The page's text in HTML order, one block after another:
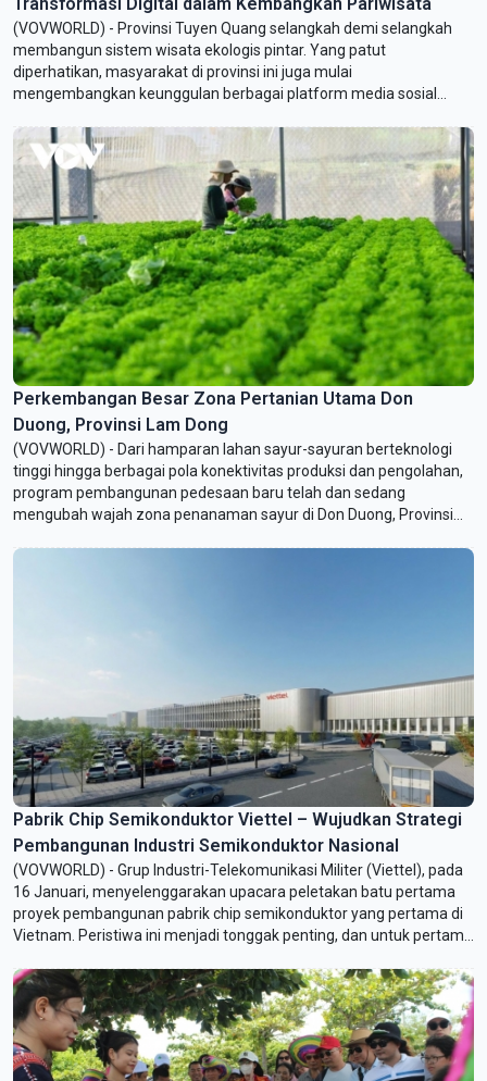
(VOVWORLD) - Provinsi Tuyen Quang selangkah demi selangkah
membangun sistem wisata ekologis pintar. Yang patut
diperhatikan, masyarakat di provinsi ini juga mulai
mengembangkan keunggulan berbagai platform media sosial
lokal.
Perkembangan Besar Zona Pertanian Utama Don
Duong, Provinsi Lam Dong
(VOVWORLD) - Dari hamparan lahan sayur-sayuran berteknologi
tinggi hingga berbagai pola konektivitas produksi dan pengolahan,
program pembangunan pedesaan baru telah dan sedang
mengubah wajah zona penanaman sayur di Don Duong, Provinsi
dalam proses pembangunan. Selangkah demi selangkah mereka
Pabrik Chip Semikonduktor Viettel – Wujudkan Strategi
Pembangunan Industri Semikonduktor Nasional
(VOVWORLD) - Grup Industri-Telekomunikasi Militer (Viettel), pada
16 Januari, menyelenggarakan upacara peletakan batu pertama
proyek pembangunan pabrik chip semikonduktor yang pertama di
Vietnam. Peristiwa ini menjadi tonggak penting, dan untuk pertama
dalam negeri, sekaligus meletakkan dasar untuk menguasai
teknologi inti dan mengembangkan ekosistem semikonduktor
nasional.